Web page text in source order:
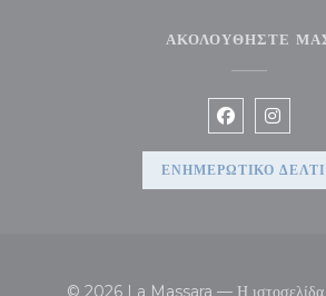
ΑΚΟΛΟΥΘΉΣΤΕ
Facebook
ΕΝΗΜΕΡΩΤΙΚΌ
© 2026 La Massara — Η ιστοσελίδα